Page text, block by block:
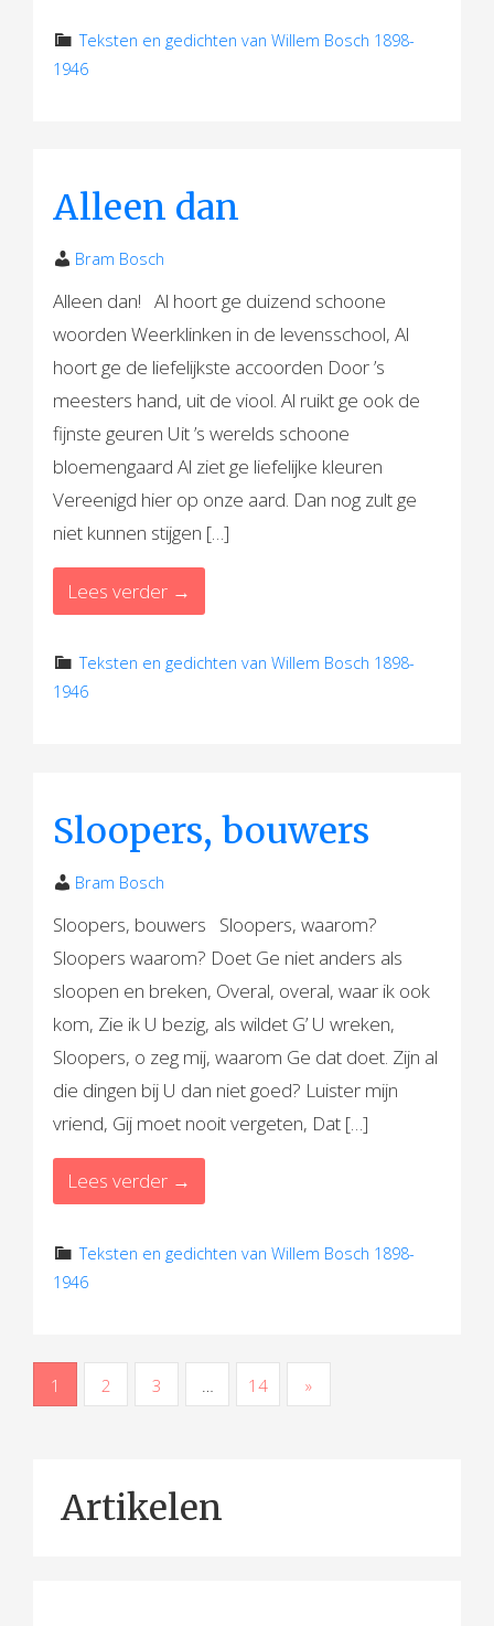
Teksten en gedichten van Willem Bosch 1898-
1946
Alleen dan
Bram Bosch
Alleen dan! Al hoort ge duizend schoone
woorden Weerklinken in de levensschool, Al
hoort ge de liefelijkste accoorden Door ’s
meesters hand, uit de viool. Al ruikt ge ook de
fijnste geuren Uit ’s werelds schoone
bloemengaard Al ziet ge liefelijke kleuren
Vereenigd hier op onze aard. Dan nog zult ge
niet kunnen stijgen […]
Lees verder →
Teksten en gedichten van Willem Bosch 1898-
1946
Sloopers, bouwers
Bram Bosch
Sloopers, bouwers Sloopers, waarom?
Sloopers waarom? Doet Ge niet anders als
sloopen en breken, Overal, overal, waar ik ook
kom, Zie ik U bezig, als wildet G’ U wreken,
Sloopers, o zeg mij, waarom Ge dat doet. Zijn al
die dingen bij U dan niet goed? Luister mijn
vriend, Gij moet nooit vergeten, Dat […]
Lees verder →
Teksten en gedichten van Willem Bosch 1898-
1946
B1 2 3 … 14 »
Artikelen